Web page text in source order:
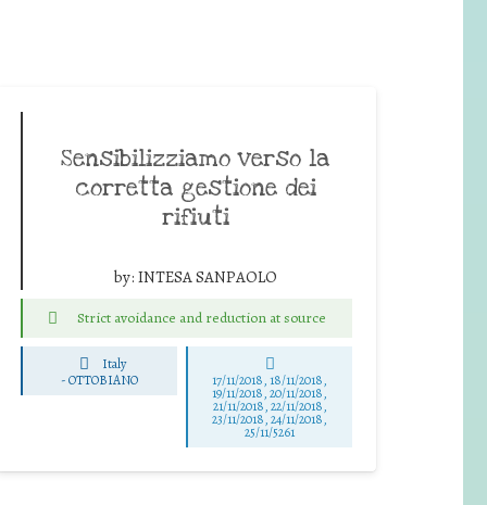
Sensibilizziamo verso la
corretta gestione dei
rifiuti
by: INTESA SANPAOLO
Strict avoidance and reduction at source
Italy
-OTTOBIANO 17/11/2018, 18/11/2018,
19/11/2018, 20/11/2018,
21/11/2018, 22/11/2018,
23/11/2018, 24/11/2018,
25/11/5261